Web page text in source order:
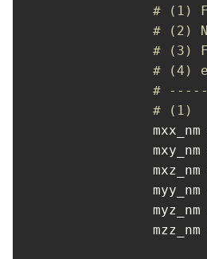
# (1)
# (2)
# (3)
# (4)
#
# (1)
mxx_nm
mxy_nm
mxz_nm
myy_nm
myz_nm
mzz_nm